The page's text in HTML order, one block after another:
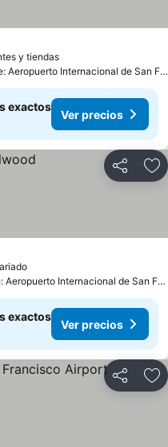
y tiendas
a 1.2 km de: Aeropuerto Internacional de San Francisco
exactos
Ver precios
Compartir
a 1.2 km de: Aeropuerto Internacional de San Francisco
exactos
Ver precios
Compartir